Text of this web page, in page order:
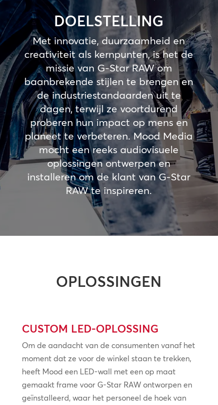
DOELSTELLING
Met innovatie, duurzaamheid en
creativiteit als kernpunten, is het de
missie van G-Star RAW om
baanbrekende stijlen te brengen en
de industriestandaarden uit te
dagen, terwijl ze voortdurend
proberen hun impact op mens en
planeet te verbeteren. Mood Media
mocht een reeks audiovisuele
oplossingen ontwerpen en
installeren om de klant van G-Star
RAW te inspireren.
OPLOSSINGEN
CUSTOM LED-OPLOSSING
Om de aandacht van de consumenten vanaf het
moment dat ze voor de winkel staan te trekken,
heeft Mood een LED-wall met een op maat
gemaakt frame voor G-Star RAW ontworpen en
geïnstalleerd, waar het personeel de hoek van